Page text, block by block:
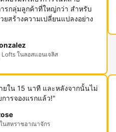
รกลุ่มลูกค้าที่ใหญ่กว่า สำหรับ
ยสร้างความเปลี่ยนแปลงอย่าง
Lofts ในลอสแอนเจลิส
ยใน 15 นาที และหลังจากนั้นไม่
ารจองแรกแล้ว!"
นสหราชอาณาจักร